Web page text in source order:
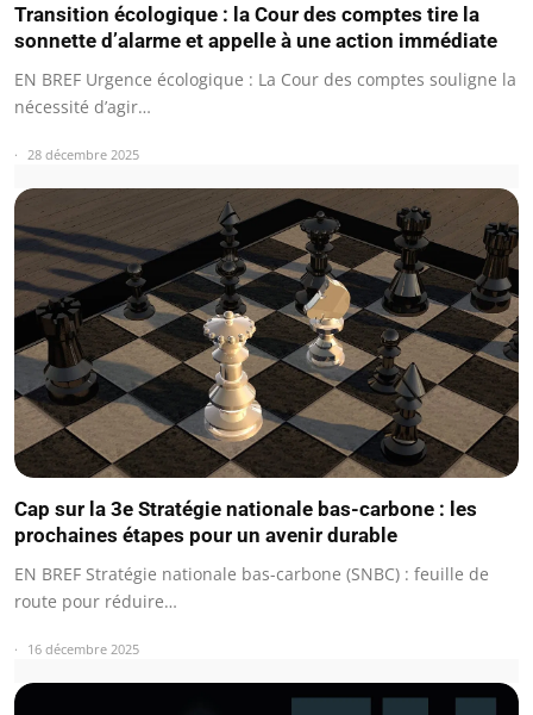
Transition écologique : la Cour des comptes tire la
sonnette d’alarme et appelle à une action immédiate
EN BREF Urgence écologique : La Cour des comptes souligne la
nécessité d’agir…
28 décembre 2025
Cap sur la 3e Stratégie nationale bas-carbone : les
prochaines étapes pour un avenir durable
EN BREF Stratégie nationale bas-carbone (SNBC) : feuille de
route pour réduire…
16 décembre 2025